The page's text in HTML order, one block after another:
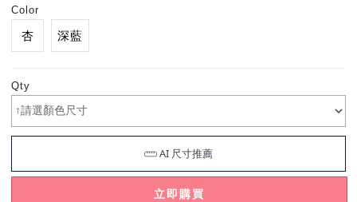
Color
杏 深藍
Qty
立即購買